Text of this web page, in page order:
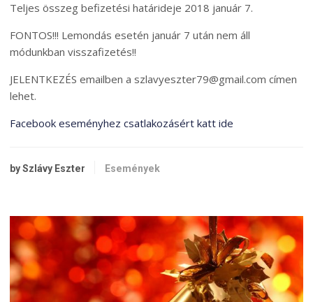
Teljes összeg befizetési határideje 2018 január 7.
FONTOS!!! Lemondás esetén január 7 után nem áll
módunkban visszafizetés!!
JELENTKEZÉS emailben a szlavyeszter79@gmail.com címen
lehet.
Facebook eseményhez csatlakozásért katt ide
by Szlávy Eszter Események